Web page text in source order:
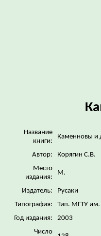
Название
книги:
Каменновы и
Автор:
Корягин С.В.
Место
издания:
М.
Издатель:
Русаки
Типография:
Тип. МГТУ
Год издания:
2003
Число